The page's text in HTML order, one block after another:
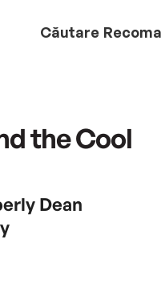
Căutare
the Cool
Dean